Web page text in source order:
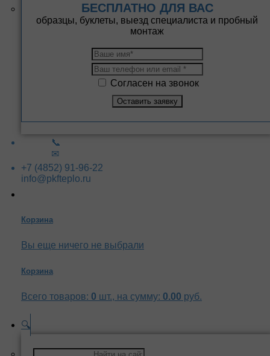
БЕСПЛАТНО ДЛЯ ВАС
образцы, буклеты, выезд специалиста и пробный
монтаж
Согласен на звонок
📞
✉
+7 (4852) 91-96-22
info@pkfteplo.ru
Корзина
Вы еще ничего не выбрали
Корзина
Всего товаров: 0 шт., на сумму: 0.00 руб.
🔍